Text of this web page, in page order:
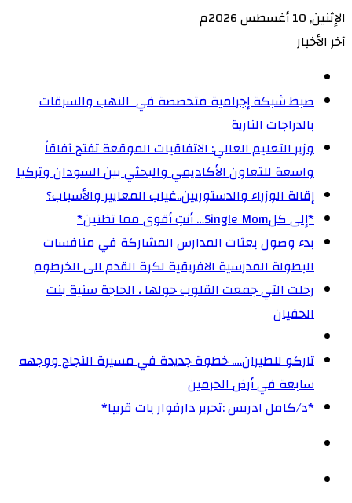
الإثنين, 10 أغسطس 2026م
آخر الأخبار
ضبط شبكة إجرامية متخصصة في النهب والسرقات
بالدراجات النارية‏
وزير التعليم العالي: الاتفاقيات الموقعة تفتح آفاقاً
واسعة للتعاون الأكاديمي والبحثي بين السودان وتركيا
إقالة الوزراء والدستوريين..غياب المعايير والأسباب؟
‏*إلى كلSingle Mom… أنتِ أقوى مما تظنين*
بدء وصول بعثات المدارس المشاركة في منافسات
البطولة المدرسية الافريقية لكرة القدم الى الخرطوم
رحلت التي جمعت القلوب حولها ، الحاجة سنية بنت
الحفيان
تاركو للطيران…. خطوة جديدة في مسيرة النجاح ووجهه
سابعة في أرض الحرمين
‏*د/كامل ادريس :تحرير دارفوار بات قريبا*